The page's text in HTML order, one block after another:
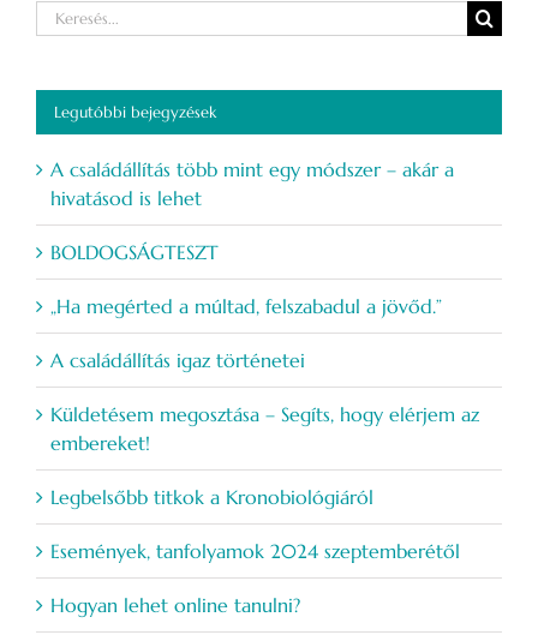
Keresés...
Legutóbbi bejegyzések
A családállítás több mint egy módszer – akár a
hivatásod is lehet
BOLDOGSÁGTESZT
„Ha megérted a múltad, felszabadul a jövőd.”
A családállítás igaz történetei
Küldetésem megosztása – Segíts, hogy elérjem az
embereket!
Legbelsőbb titkok a Kronobiológiáról
Események, tanfolyamok 2024 szeptemberétől
Hogyan lehet online tanulni?